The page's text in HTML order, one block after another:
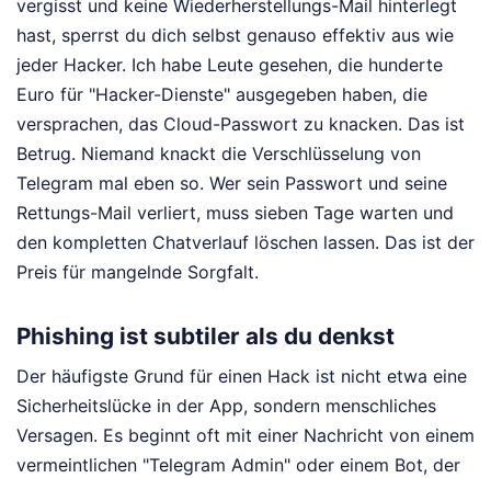
vergisst und keine Wiederherstellungs-Mail hinterlegt
hast, sperrst du dich selbst genauso effektiv aus wie
jeder Hacker. Ich habe Leute gesehen, die hunderte
Euro für "Hacker-Dienste" ausgegeben haben, die
versprachen, das Cloud-Passwort zu knacken. Das ist
Betrug. Niemand knackt die Verschlüsselung von
Telegram mal eben so. Wer sein Passwort und seine
Rettungs-Mail verliert, muss sieben Tage warten und
den kompletten Chatverlauf löschen lassen. Das ist der
Preis für mangelnde Sorgfalt.
Phishing ist subtiler als du denkst
Der häufigste Grund für einen Hack ist nicht etwa eine
Sicherheitslücke in der App, sondern menschliches
Versagen. Es beginnt oft mit einer Nachricht von einem
vermeintlichen "Telegram Admin" oder einem Bot, der